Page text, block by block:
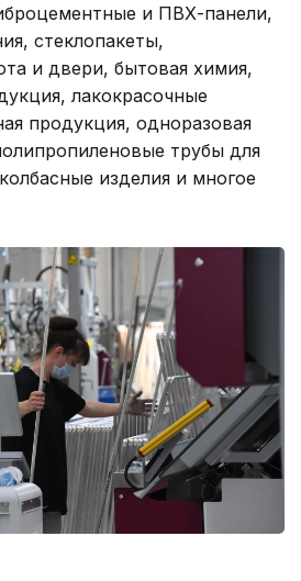
и ПВХ-панели,
стеклопакеты,
и двери, бытовая химия,
лакокрасочные
продукция, одноразовая
трубы для
изделия и многое